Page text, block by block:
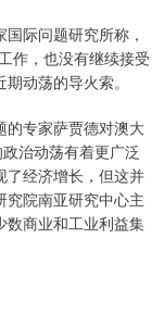
际问题研究所称，
作，也没有继续接受
动荡的导火索。
专家萨贾德对澳大
治动荡有着更广泛
了经济增长，但这并
究院南亚研究中心主
数商业和工业利益集